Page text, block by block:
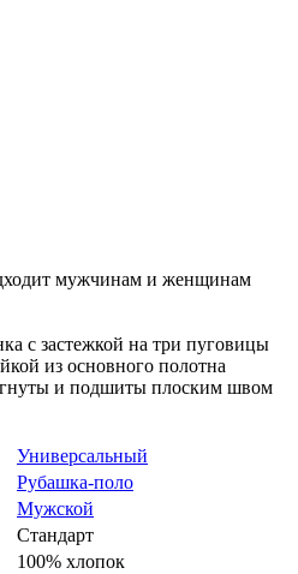
мужчинам и женщинам
с застежкой на три пуговицы
из основного полотна
и подшиты плоским швом
Универсальный
Рубашка-поло
Мужской
Стандарт
100% хлопок